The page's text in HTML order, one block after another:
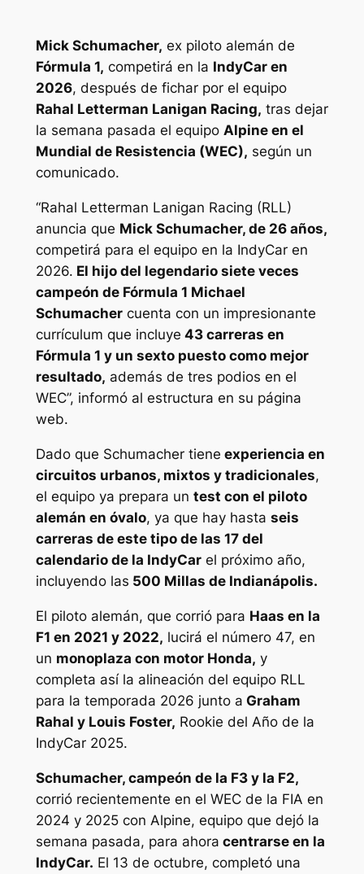
Mick Schumacher, ex piloto alemán de
Fórmula 1, competirá en la IndyCar en
2026, después de fichar por el equipo
Rahal Letterman Lanigan Racing, tras dejar
la semana pasada el equipo Alpine en el
Mundial de Resistencia (WEC), según un
comunicado.
“Rahal Letterman Lanigan Racing (RLL)
anuncia que Mick Schumacher, de 26 años,
competirá para el equipo en la IndyCar en
2026. El hijo del legendario siete veces
campeón de Fórmula 1 Michael
Schumachercuenta con un impresionante
currículum que incluye 43 carreras en
Fórmula 1 y un sexto puesto como mejor
resultado, además de tres podios en el
WEC”, informó al estructura en su página
web.
Dado que Schumacher tiene experiencia en
circuitos urbanos, mixtos y tradicionales,
el equipo ya prepara un test con el piloto
alemán en óvalo, ya que hay hasta seis
carreras de este tipo de las 17 del
calendario de la IndyCarel próximo año,
incluyendo las 500 Millas de Indianápolis.
El piloto alemán, que corrió para Haas en la
F1 en 2021 y 2022, lucirá el número 47, en
un monoplaza con motor Honda, y
completa así la alineación del equipo RLL
para la temporada 2026 junto a Graham
Rahal y Louis Foster, Rookie del Año de la
IndyCar 2025.
Schumacher, campeón de la F3 y la F2,
corrió recientemente en el WEC de la FIA en
2024 y 2025 con Alpine, equipo que dejó la
semana pasada, para ahora centrarse en la
IndyCar. El 13 de octubre, completó una